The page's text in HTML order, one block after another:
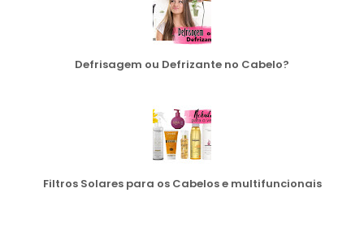
Defrisagem ou Defrizante no Cabelo?
Filtros Solares para os Cabelos e multifuncionais